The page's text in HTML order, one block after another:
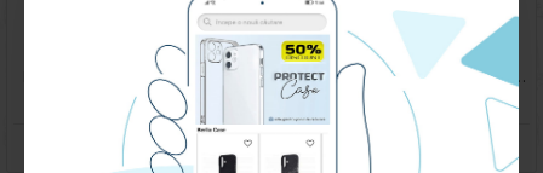
69.90 lei
CUMPARA
Husa spate pentru iPhone 13 Pro Max - Lito Case Turcoaz
79.90 lei
CUMPARA